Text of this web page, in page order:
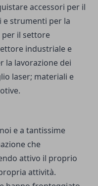
accessori per il
strumenti per la
il settore
industriale e
la lavorazione dei
laser; materiali e
e a tantissime
che
attivo il proprio
attività.